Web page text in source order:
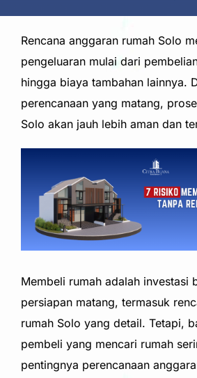
Rencana anggaran rumah Solo
pengeluaran mulai dari
hingga biaya tambahan lainnya.
perencanaan yang matang,
Solo akan jauh lebih aman dan
Membeli rumah adalah investasi
persiapan matang, termasuk
rumah Solo yang detail. Tetapi,
pembeli yang mencari rumah
pentingnya perencanaan